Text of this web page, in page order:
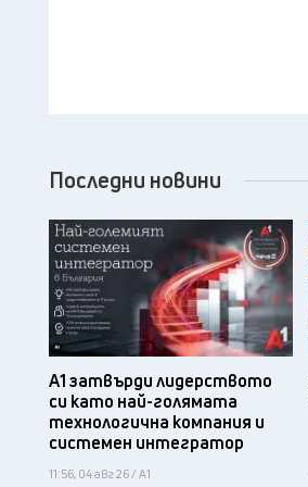
Последни новини
А1 затвърди лидерството
си като най-голямата
технологична компания и
системен интегратор
11:56, 04 авг 26 / А1